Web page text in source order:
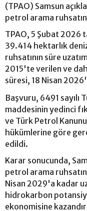
(TPAO) Samsun
petrol arama
TPAO, 5 Şubat 2026
39.414 hektarlık
ruhsatının süre
2015'te verilen ve
süresi, 18 Nisan
Başvuru, 6491 sayılı
maddesinin yedinci
ve Türk Petrol
hükümlerine göre
edildi.
Karar sonucunda,
petrol arama
Nisan 2029'a kadar
hidrokarbon
ekonomisine